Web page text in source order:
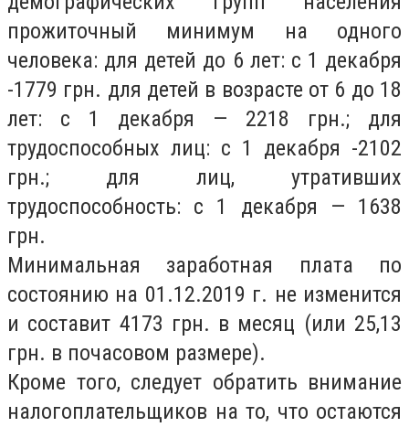
прожиточный минимум на одного
человека: для детей до 6 лет: с 1 декабря
-1779 грн. для детей в возрасте от 6 до 18
лет: с 1 декабря — 2218 грн.; для
трудоспособных лиц: с 1 декабря -2102
грн.; для лиц, утративших
трудоспособность: с 1 декабря — 1638
грн.
Минимальная заработная плата по
состоянию на 01.12.2019 г. не изменится
и составит 4173 грн. в месяц (или 25,13
грн. в почасовом размере).
Кроме того, следует обратить внимание
налогоплательщиков на то, что остаются